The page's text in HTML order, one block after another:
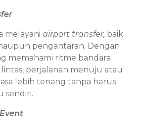
melayani airport transfer, baik
pengantaran. Dengan
memahami ritme bandara
perjalanan menuju atau
lebih tenang tanpa harus
sendiri.